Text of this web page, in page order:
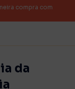
compra com
da